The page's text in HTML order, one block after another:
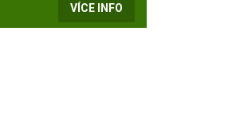
VÍCE INFO